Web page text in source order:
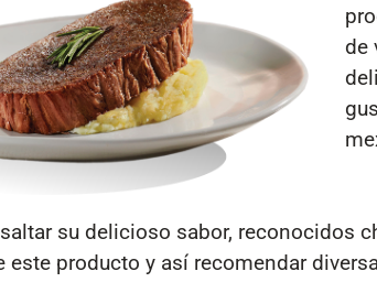
de
su delicioso sabor, reconocidos
este producto y así recomendar